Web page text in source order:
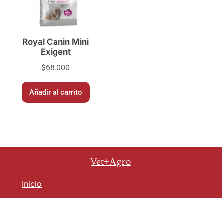
Royal Canin Mini
Exigent
$68.000
Añadir al carrito
Vet+Agro
Inicio